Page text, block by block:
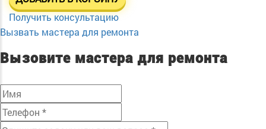
Получить консультацию
Вызвать мастера для ремонта
Вызовите мастера для ремонта